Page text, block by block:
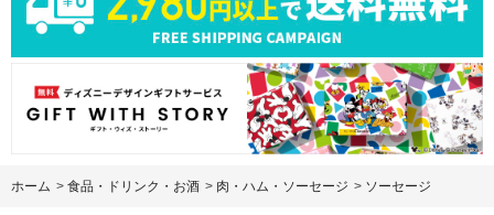
ホーム > 食品・ドリンク・お酒 > 肉・ハム・ソーセージ > ソーセージ